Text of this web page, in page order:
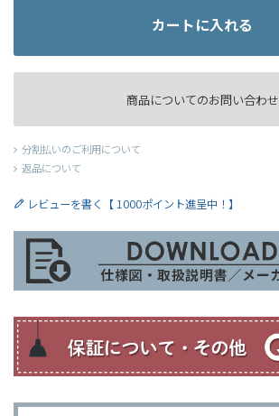
カートに入れる
商品についてのお問い合わせ
分割払いのご利用について
返品について
レビューを書く【 1000ポイント進呈中！】